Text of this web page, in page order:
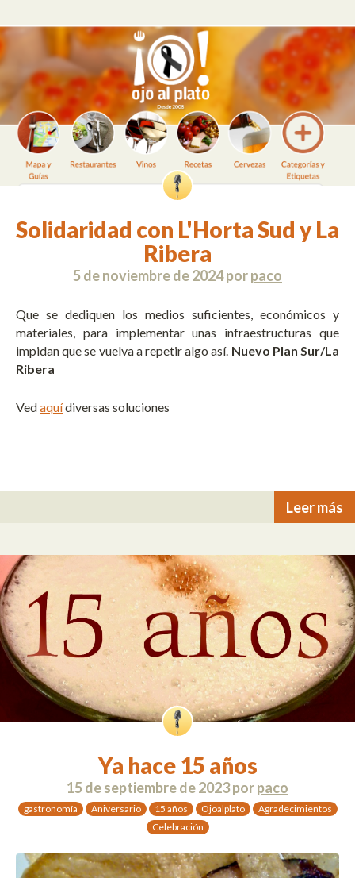
Solidaridad con L'Horta Sud y La
Ribera
5 de noviembre de 2024porpaco
Que se dediquen los medios suficientes, económicos y
materiales, para implementar unas infraestructuras que
impidan que se vuelva a repetir algo así. Nuevo Plan Sur/La
Ribera
Vedaquídiversas soluciones
Leer más
Ya hace 15 años
15 de septiembre de 2023porpaco
gastronomía Aniversario 15 años Ojoalplato
Agradecimientos
Celebración